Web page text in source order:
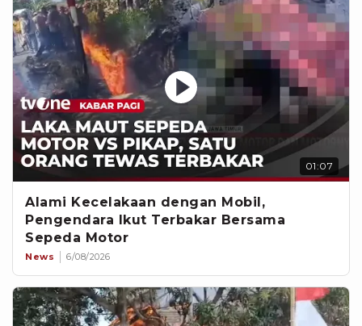
01:07
Alami Kecelakaan dengan Mobil,
Pengendara Ikut Terbakar Bersama
Sepeda Motor
News 6/08/2026